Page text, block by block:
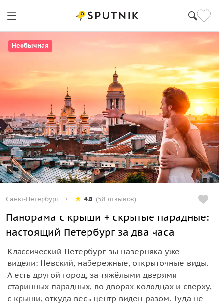
Необычная
Санкт-Петербург 4.8 (58 отзывов)
Панорама с крыши + скрытые парадные:
настоящий Петербург за два часа
Классический Петербург вы наверняка уже
видели: Невский, набережные, открыточные виды.
А есть другой город, за тяжёлыми дверями
старинных парадных, во дворах-колодцах и сверху,
с крыши, откуда весь центр виден разом. Туда не